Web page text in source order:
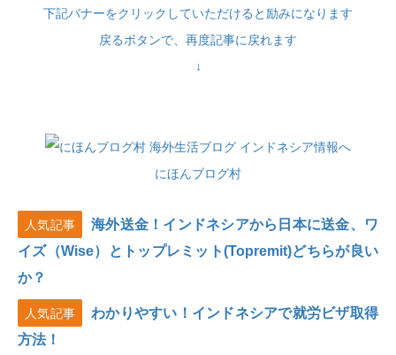
下記バナーをクリックしていただけると励みになります
戻るボタンで、再度記事に戻れます
↓
にほんブログ村
人気記事
海外送金！インドネシアから日本に送金、ワ
イズ（Wise）とトップレミット(Topremit)どちらが良い
か？
人気記事
わかりやすい！インドネシアで就労ビザ取得
方法！